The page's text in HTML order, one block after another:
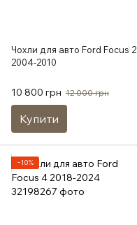
Чохли для авто Ford Focus 2
2004-2010
10 800 грн 12 000 грн
Купити
−10%